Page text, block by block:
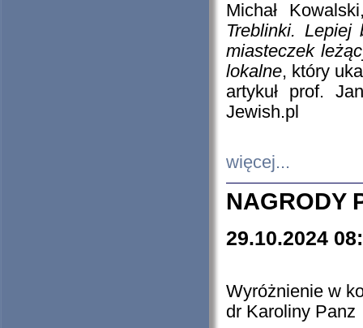
Michał
Treblinki. Lepiej
miasteczek
lokalne, który
artykuł prof.
Jewish.pl
więcej...
NAGRODY
29.10.2024
Wyróżnienie w
dr Karoliny Panz